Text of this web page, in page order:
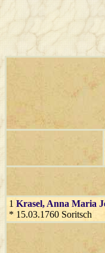
1 Krasel, Anna Maria
* 15.03.1760 Soritsch